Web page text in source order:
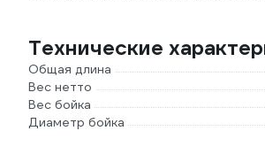
Технические
Общая длина
Вес нетто
Вес бойка
Диаметр бойка